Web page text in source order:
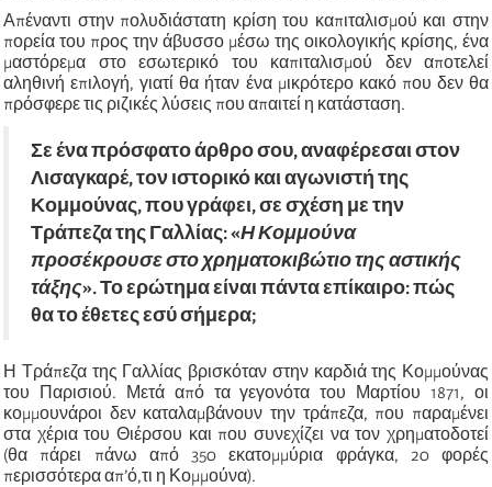
Απέναντι στην πολυδιάστατη κρίση του καπιταλισμού και στην
πορεία του προς την άβυσσο μέσω της οικολογικής κρίσης, ένα
μαστόρεμα στο εσωτερικό του καπιταλισμού δεν αποτελεί
αληθινή επιλογή, γιατί θα ήταν ένα μικρότερο κακό που δεν θα
πρόσφερε τις ριζικές λύσεις που απαιτεί η κατάσταση.
Σε ένα πρόσφατο άρθρο σου, αναφέρεσαι στον
Λισαγκαρέ, τον ιστορικό και αγωνιστή της
Κομμούνας, που γράφει, σε σχέση με την
Τράπεζα της Γαλλίας:«Η Κομμούνα
προσέκρουσε στο χρηματοκιβώτιο της αστικής
τάξης». Το ερώτημα είναι πάντα επίκαιρο: πώς
θα το έθετες εσύ σήμερα;
Η Τράπεζα της Γαλλίας βρισκόταν στην καρδιά της Κομμούνας
του Παρισιού. Μετά από τα γεγονότα του Μαρτίου 1871, οι
κομμουνάροι δεν καταλαμβάνουν την τράπεζα, που παραμένει
στα χέρια του Θιέρσου και που συνεχίζει να τον χρηματοδοτεί
(θα πάρει πάνω από 350 εκατομμύρια φράγκα, 20 φορές
περισσότερα απ’ό,τι η Κομμούνα).